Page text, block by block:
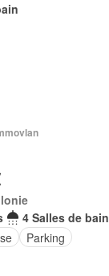
4 Salles de bain
Parking